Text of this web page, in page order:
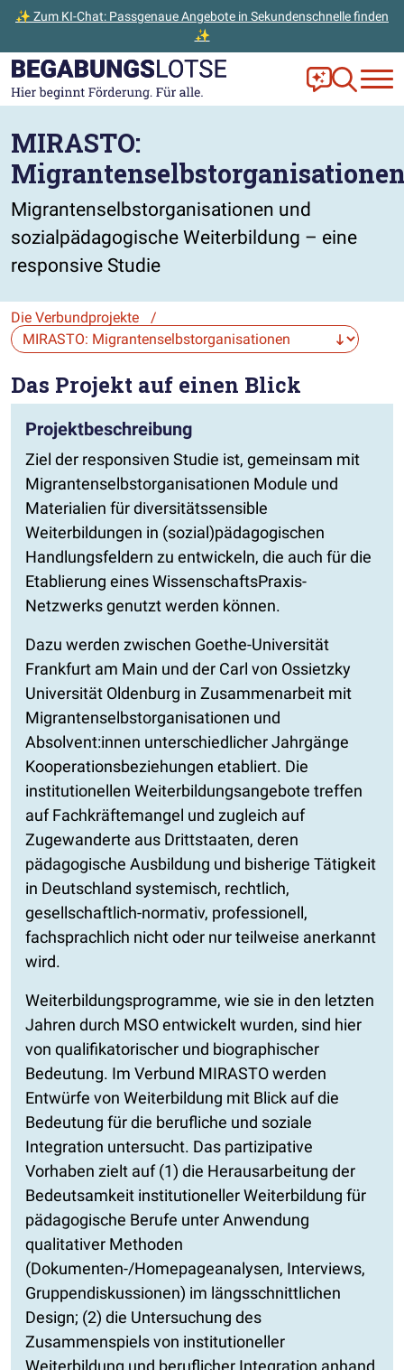
✨ Zum KI-Chat: Passgenaue Angebote in Sekundenschnelle finden
✨
Zum Hauptinhalt der Seite springen
Zur Startseite gehen Frag Ella!
Zur
MIRASTO:
Migrantenselbstorganisationen und
sozialpädagogische Weiterbildung – eine
responsive Studie
Die Verbundprojekte /
Die Auswahl navigiert direkt zur gewählten Seite.
Das Projekt auf einen Blick
Projektbeschreibung
Ziel der responsiven Studie ist, gemeinsam mit
Migrantenselbstorganisationen Module und
Materialien für diversitätssensible
Weiterbildungen in (sozial)pädagogischen
Handlungsfeldern zu entwickeln, die auch für die
Etablierung eines WissenschaftsPraxis-
Netzwerks genutzt werden können.
Dazu werden zwischen Goethe-Universität
Frankfurt am Main und der Carl von Ossietzky
Universität Oldenburg in Zusammenarbeit mit
Migrantenselbstorganisationen und
Absolvent:innen unterschiedlicher Jahrgänge
Kooperationsbeziehungen etabliert. Die
institutionellen Weiterbildungsangebote treffen
auf Fachkräftemangel und zugleich auf
Zugewanderte aus Drittstaaten, deren
pädagogische Ausbildung und bisherige Tätigkeit
in Deutschland systemisch, rechtlich,
gesellschaftlich-normativ, professionell,
fachsprachlich nicht oder nur teilweise anerkannt
wird.
Weiterbildungsprogramme, wie sie in den letzten
Jahren durch MSO entwickelt wurden, sind hier
von qualifikatorischer und biographischer
Bedeutung. Im Verbund MIRASTO werden
Entwürfe von Weiterbildung mit Blick auf die
Bedeutung für die berufliche und soziale
Integration untersucht. Das partizipative
Vorhaben zielt auf (1) die Herausarbeitung der
Bedeutsamkeit institutioneller Weiterbildung für
pädagogische Berufe unter Anwendung
qualitativer Methoden
(Dokumenten-/Homepageanalysen, Interviews,
Gruppendiskussionen) im längsschnittlichen
Design; (2) die Untersuchung des
Zusammenspiels von institutioneller
Weiterbildung und beruflicher Integration anhand